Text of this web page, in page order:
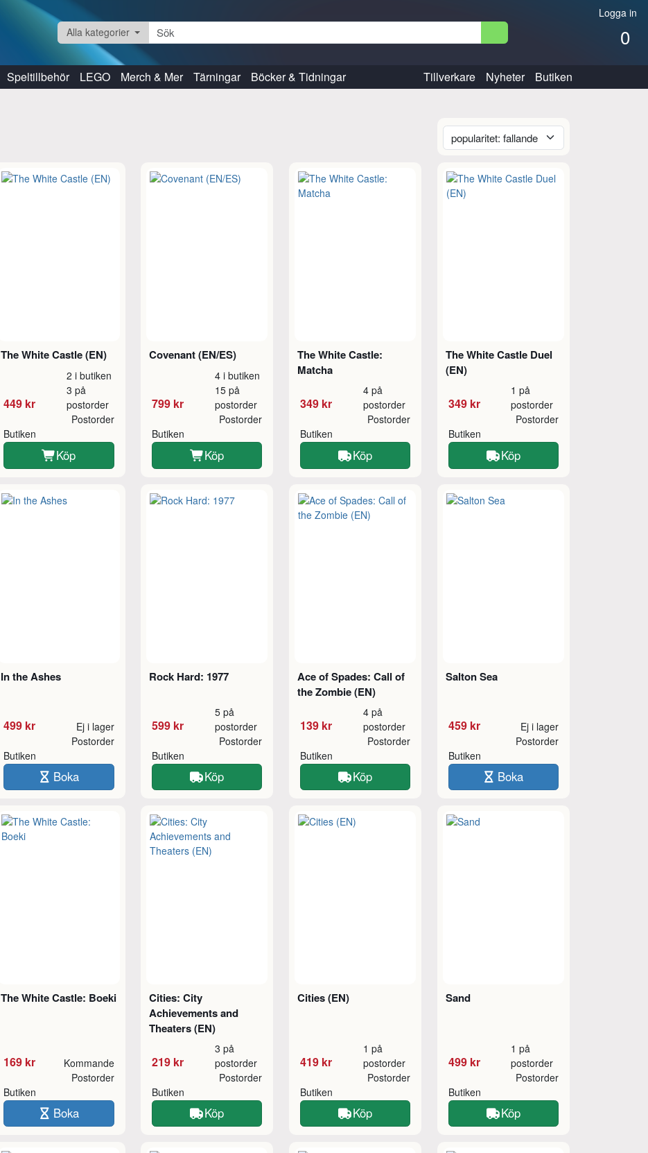
Logga in
0
Alla kategorier
Speltillbehör LEGO Merch & Mer Tärningar Böcker & Tidningar Tillverkare Nyheter Butiken
The White Castle (EN)
449 kr
2 i butiken
3 på
postorder
Butiken
Postorder
Köp
Covenant (EN/ES)
799 kr
4 i butiken
15 på
postorder
Butiken
Postorder
Köp
The White Castle:
Matcha
349 kr
4 på
postorder
Butiken
Postorder
Köp
The White Castle Duel
(EN)
349 kr
1 på
postorder
Butiken
Postorder
Köp
In the Ashes
499 kr Ej i lager
Butiken
Postorder
Boka
Rock Hard: 1977
599 kr
5 på
postorder
Butiken
Postorder
Köp
Ace of Spades: Call of
the Zombie (EN)
139 kr
4 på
postorder
Butiken
Postorder
Köp
Salton Sea
459 kr Ej i lager
Butiken
Postorder
Boka
The White Castle: Boeki
169 kr Kommande
Butiken
Postorder
Boka
Cities: City
Achievements and
Theaters (EN)
219 kr
3 på
postorder
Butiken
Postorder
Köp
Cities (EN)
419 kr
1 på
postorder
Butiken
Postorder
Köp
Sand
499 kr
1 på
postorder
Butiken
Postorder
Köp